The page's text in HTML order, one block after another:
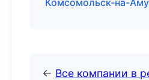
Комсомольск-на-
← Все компании в